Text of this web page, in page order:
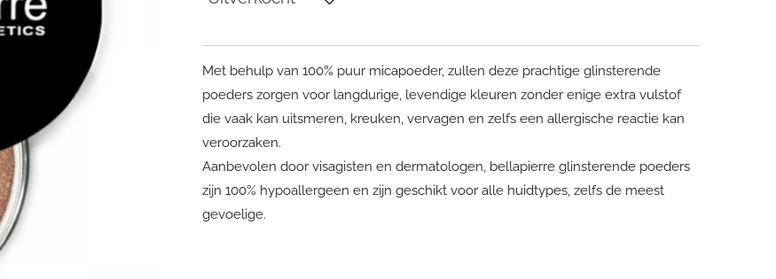
Met behulp van 100% puur micapoeder, zullen deze prachtige glinsterende
poeders zorgen voor langdurige, levendige kleuren zonder enige extra vulstof
die vaak kan uitsmeren, kreuken, vervagen en zelfs een allergische reactie kan
veroorzaken.
Aanbevolen door visagisten en dermatologen, bellapierre glinsterende poeders
zijn 100% hypoallergeen en zijn geschikt voor alle huidtypes, zelfs de meest
gevoelige.